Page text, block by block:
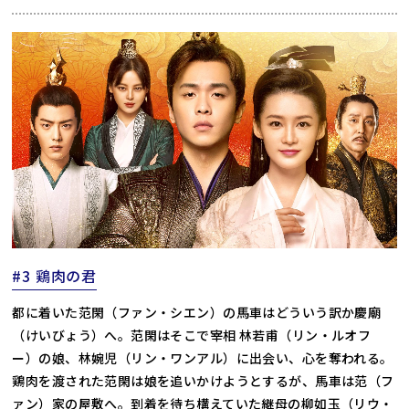
#3 鶏肉の君
都に着いた范閑（ファン・シエン）の馬車はどういう訳か慶廟
（けいびょう）へ。范閑はそこで宰相 林若甫（リン・ルオフ
ー）の娘、林婉児（リン・ワンアル）に出会い、心を奪われる。
鶏肉を渡された范閑は娘を追いかけようとするが、馬車は范（フ
ァン）家の屋敷へ。到着を待ち構えていた継母の柳如玉（リウ・